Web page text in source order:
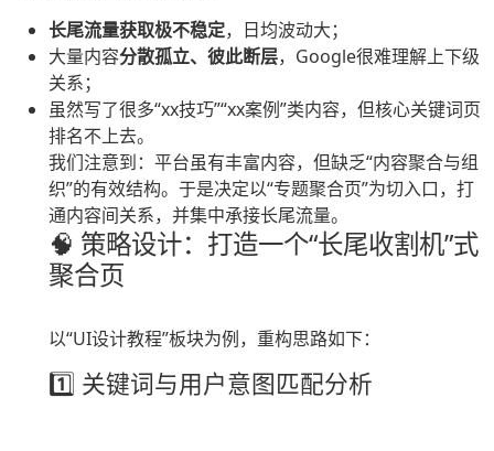
长尾流量获取极不稳定，日均波动大；
大量内容分散孤立、彼此断层，Google很难理解上下级
关系；
虽然写了很多“xx技巧”“xx案例”类内容，但核心关键词页
排名不上去。
我们注意到：平台虽有丰富内容，但缺乏“内容聚合与组
织”的有效结构。于是决定以“专题聚合页”为切入口，打
通内容间关系，并集中承接长尾流量。
🧠 策略设计：打造一个“长尾收割机”式
聚合页
以“UI设计教程”板块为例，重构思路如下：
1️⃣ 关键词与用户意图匹配分析